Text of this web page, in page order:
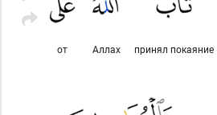
принял покаяние
Аллах
от